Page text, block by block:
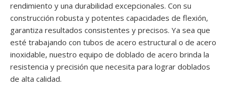
rendimiento y una durabilidad excepcionales. Con su
construcción robusta y potentes capacidades de flexión,
garantiza resultados consistentes y precisos. Ya sea que
esté trabajando con tubos de acero estructural o de acero
inoxidable, nuestro equipo de doblado de acero brinda la
resistencia y precisión que necesita para lograr doblados
de alta calidad.